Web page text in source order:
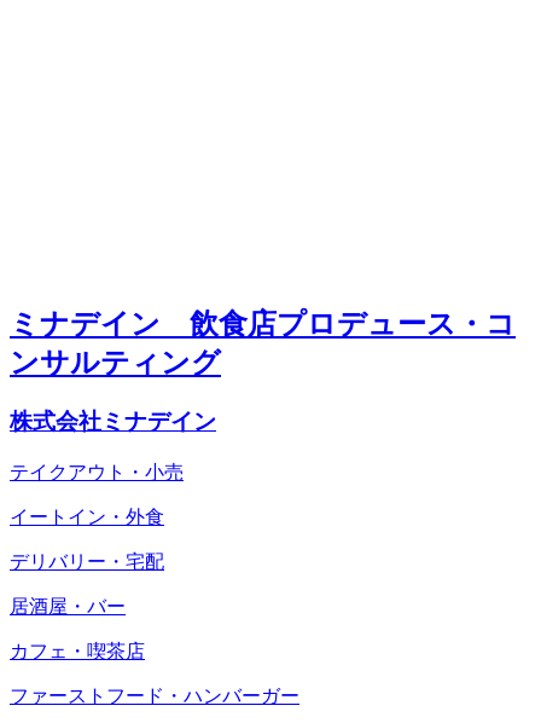
ミナデイン 飲食店プロデュース・コ
ンサルティング
株式会社ミナデイン
テイクアウト・小売
イートイン・外食
デリバリー・宅配
居酒屋・バー
カフェ・喫茶店
ファーストフード・ハンバーガー